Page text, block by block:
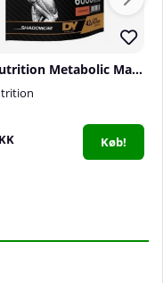
DY Nutrition Metabolic Mass Gainer, 6 kg
Køb!